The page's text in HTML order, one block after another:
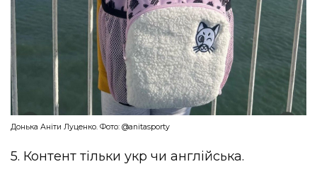
Донька Аніти Луценко. Фото: @anitasporty
5. Контент тільки укр чи англійська.